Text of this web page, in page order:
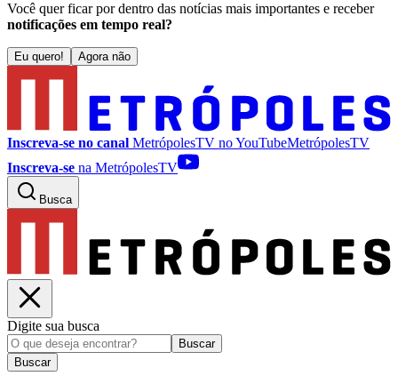
Você quer ficar por dentro das notícias mais importantes e receber
notificações em tempo real?
Eu quero! Agora não
Inscreva-se no canal MetrópolesTV noYouTubeMetrópolesTV
Inscreva-se na MetrópolesTV
Busca
Digite sua busca
Buscar
Buscar